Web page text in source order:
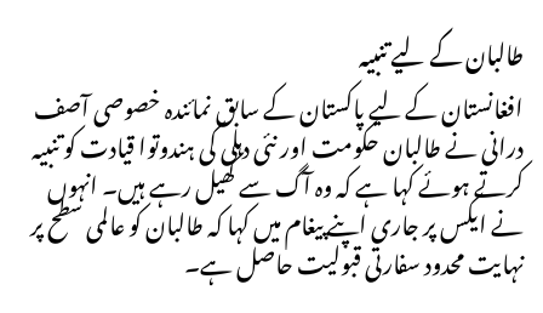
طالبان کے لیے تنبیہ
افغانستان کے لیے پاکستان کے سابق نمائندہ خصوصی آصف
درانی نے طالبان حکومت اور نئی دہلی کی ہندوتوا قیادت کو تنبیہ
کرتے ہوئے کہا ہے کہ وہ آگ سے کھیل رہے ہیں۔ انہوں
نے ایکس پر جاری اپنے پیغام میں کہا کہ طالبان کو عالمی سطح پر
نہایت محدود سفارتی قبولیت حاصل ہے۔